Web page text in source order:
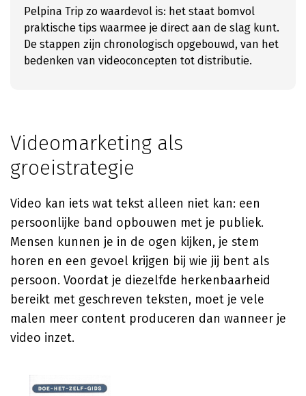
Pelpina Trip zo waardevol is: het staat bomvol
praktische tips waarmee je direct aan de slag kunt.
De stappen zijn chronologisch opgebouwd, van het
bedenken van videoconcepten tot distributie.
Videomarketing als
groeistrategie
Video kan iets wat tekst alleen niet kan: een
persoonlijke band opbouwen met je publiek.
Mensen kunnen je in de ogen kijken, je stem
horen en een gevoel krijgen bij wie jij bent als
persoon. Voordat je diezelfde herkenbaarheid
bereikt met geschreven teksten, moet je vele
malen meer content produceren dan wanneer je
video inzet.